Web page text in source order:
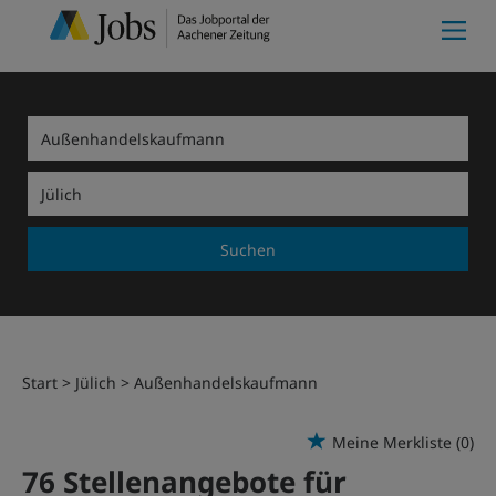
Suchen
Start Jülich Außenhandelskaufmann
Meine Merkliste (0)
76 Stellenangebote für